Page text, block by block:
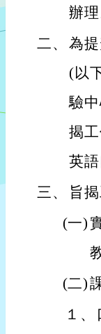
辦理
二、 為
(以
驗
揭
英
三、
旨
(一)
(二)
１、